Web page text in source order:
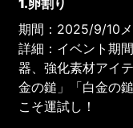
期間：2025/9/10
詳細：イベント期
器、強化素材アイ
金の鎚」「白金の
こそ運試し！